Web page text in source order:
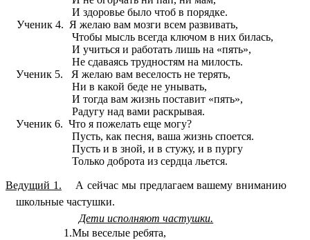
И здоровье было чтоб в порядке.
Ученик 4. Я желаю вам мозги всем развивать,
Чтобы мысль всегда ключом в них билась,
И учиться и работать лишь на «пять»,
Не сдаваясь трудностям на милость.
Ученик 5.
Я желаю вам веселость не терять,
Ни в какой беде не унывать,
И тогда вам жизнь поставит «пять»,
Радугу над вами раскрывая.
Ученик 6. Что я пожелать еще могу?
Пусть, как песня, ваша жизнь споется.
Пусть и в зной, и в стужу, и в пургу
Только доброта из сердца льется.
Ведущий 1. А сейчас мы предлагаем вашему вниманию
школьные частушки.
Дети исполняют частушки.
1.Мы веселые ребята,